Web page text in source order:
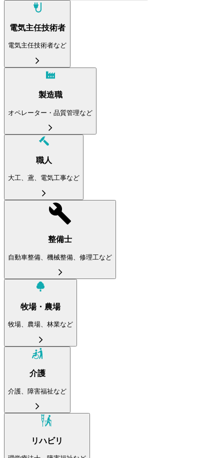
電気主任技術者
電気主任技術者など
製造職
オペレーター・品質管理など
職人
大工、鳶、電気工事など
整備士
自動車整備、機械整備、修理工など
牧場・農場
牧場、農場、林業など
介護
介護、障害福祉など
リハビリ